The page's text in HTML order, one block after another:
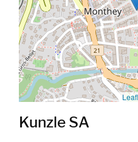
Kunzle SA